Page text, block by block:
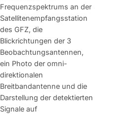
Frequenzspektrums an der
Satellitenempfangsstation
des GFZ, die
Blickrichtungen der 3
Beobachtungsantennen,
ein Photo der omni-
direktionalen
Breitbandantenne und die
Darstellung der detektierten
Signale auf